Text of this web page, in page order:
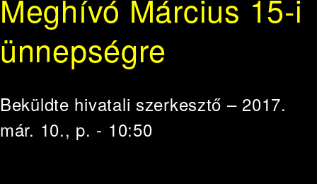
Meghívó Március 15-i
ünnepségre
Beküldte hivatali szerkesztő – 2017.
már. 10., p. - 10:50